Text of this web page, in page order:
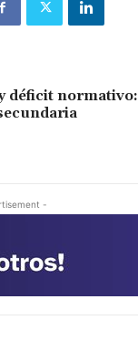
déficit normativo:
-